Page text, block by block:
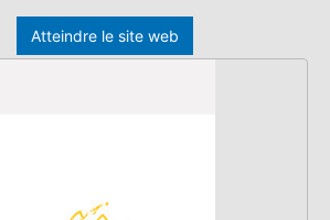
Atteindre le site web